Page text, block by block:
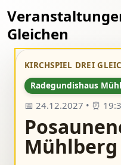
Gleichen
KIRCHSPIEL DREI
Radegundishaus
📅 24.12.2027 • ⏰
Mühlberg